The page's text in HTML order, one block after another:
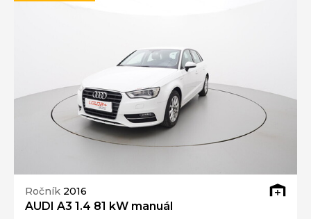
Ročník 2016
AUDI A3 1.4 81 kW manuál